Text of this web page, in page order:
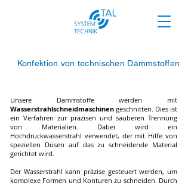
Konfektion von technischen Dämmstoffen
Unsere Dämmstoffe werden mit
Wasserstrahlschneidmaschinen geschnitten. Dies ist
ein Verfahren zur präzisen und sauberen Trennung
von Materialien. Dabei wird ein
Hochdruckwasserstrahl verwendet, der mit Hilfe von
speziellen Düsen auf das zu schneidende Material
gerichtet wird.
Der Wasserstrahl kann präzise gesteuert werden, um
komplexe Formen und Konturen zu schneiden. Durch